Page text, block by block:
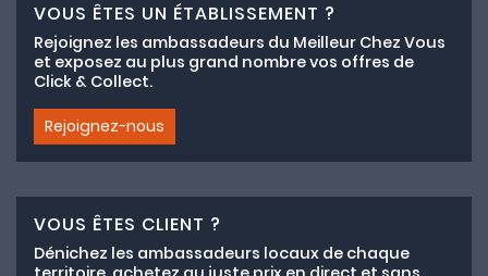
VOUS ÊTES UN ÉTABLISSEMENT ?
Rejoignez les ambassadeurs du Meilleur Chez Vous
et exposez au plus grand nombre vos offres de
Click & Collect.
Rejoignez-nous
VOUS ÊTES CLIENT ?
Dénichez les ambassadeurs locaux de chaque